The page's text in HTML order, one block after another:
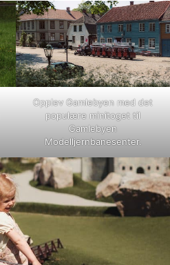
Opplev Gamlebyen med det
populære minitoget til
Gamlebyen
Modelljernbanesenter.